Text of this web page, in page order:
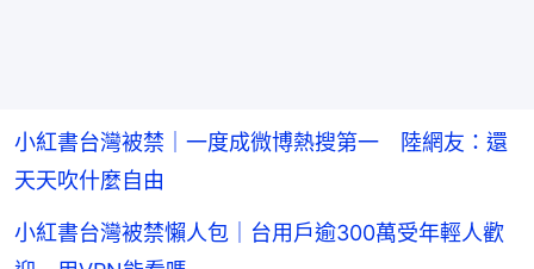
小紅書台灣被禁｜一度成微博熱搜第一 陸網友：還
天天吹什麼自由
小紅書台灣被禁懶人包｜台用戶逾300萬受年輕人歡